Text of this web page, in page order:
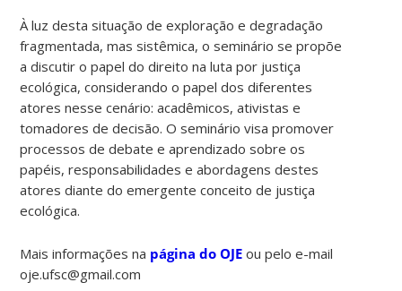
À luz desta situação de exploração e degradação
fragmentada, mas sistêmica, o seminário se propõe
a discutir o papel do direito na luta por justiça
ecológica, considerando o papel dos diferentes
atores nesse cenário: acadêmicos, ativistas e
tomadores de decisão. O seminário visa promover
processos de debate e aprendizado sobre os
papéis, responsabilidades e abordagens destes
atores diante do emergente conceito de justiça
ecológica.
Mais informações na página do OJE ou pelo e-mail
oje.ufsc@gmail.com